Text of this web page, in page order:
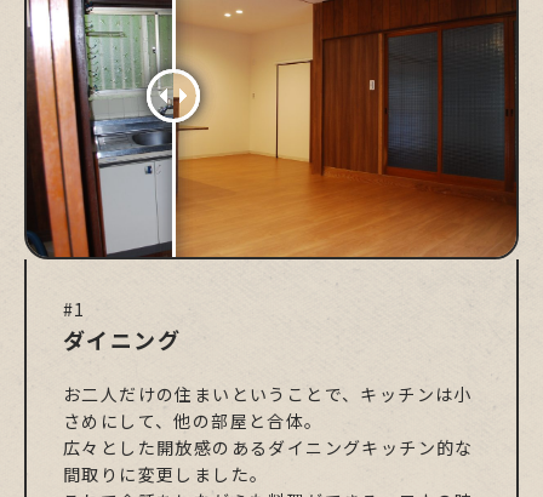
#1
ダイニング
お二人だけの住まいということで、キッチンは小
さめにして、他の部屋と合体。
広々とした開放感のあるダイニングキッチン的な
間取りに変更しました。